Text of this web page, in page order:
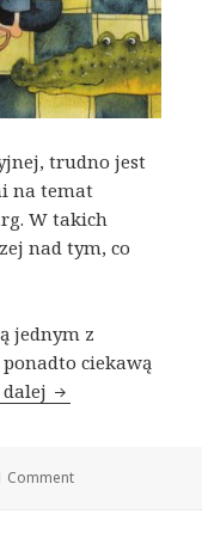
trudno jest
na temat
W takich
nad tym, co
jednym z
ciekawą
dalej Jak uczynić
Comment